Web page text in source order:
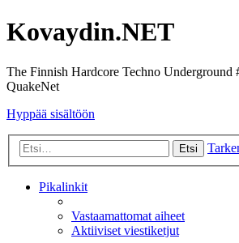
Kovaydin.NET
The Finnish Hardcore Techno Underground
QuakeNet
Hyppää sisältöön
Etsi
Pikalinkit
Vastaamattomat aiheet
Aktiiviset viestiketjut